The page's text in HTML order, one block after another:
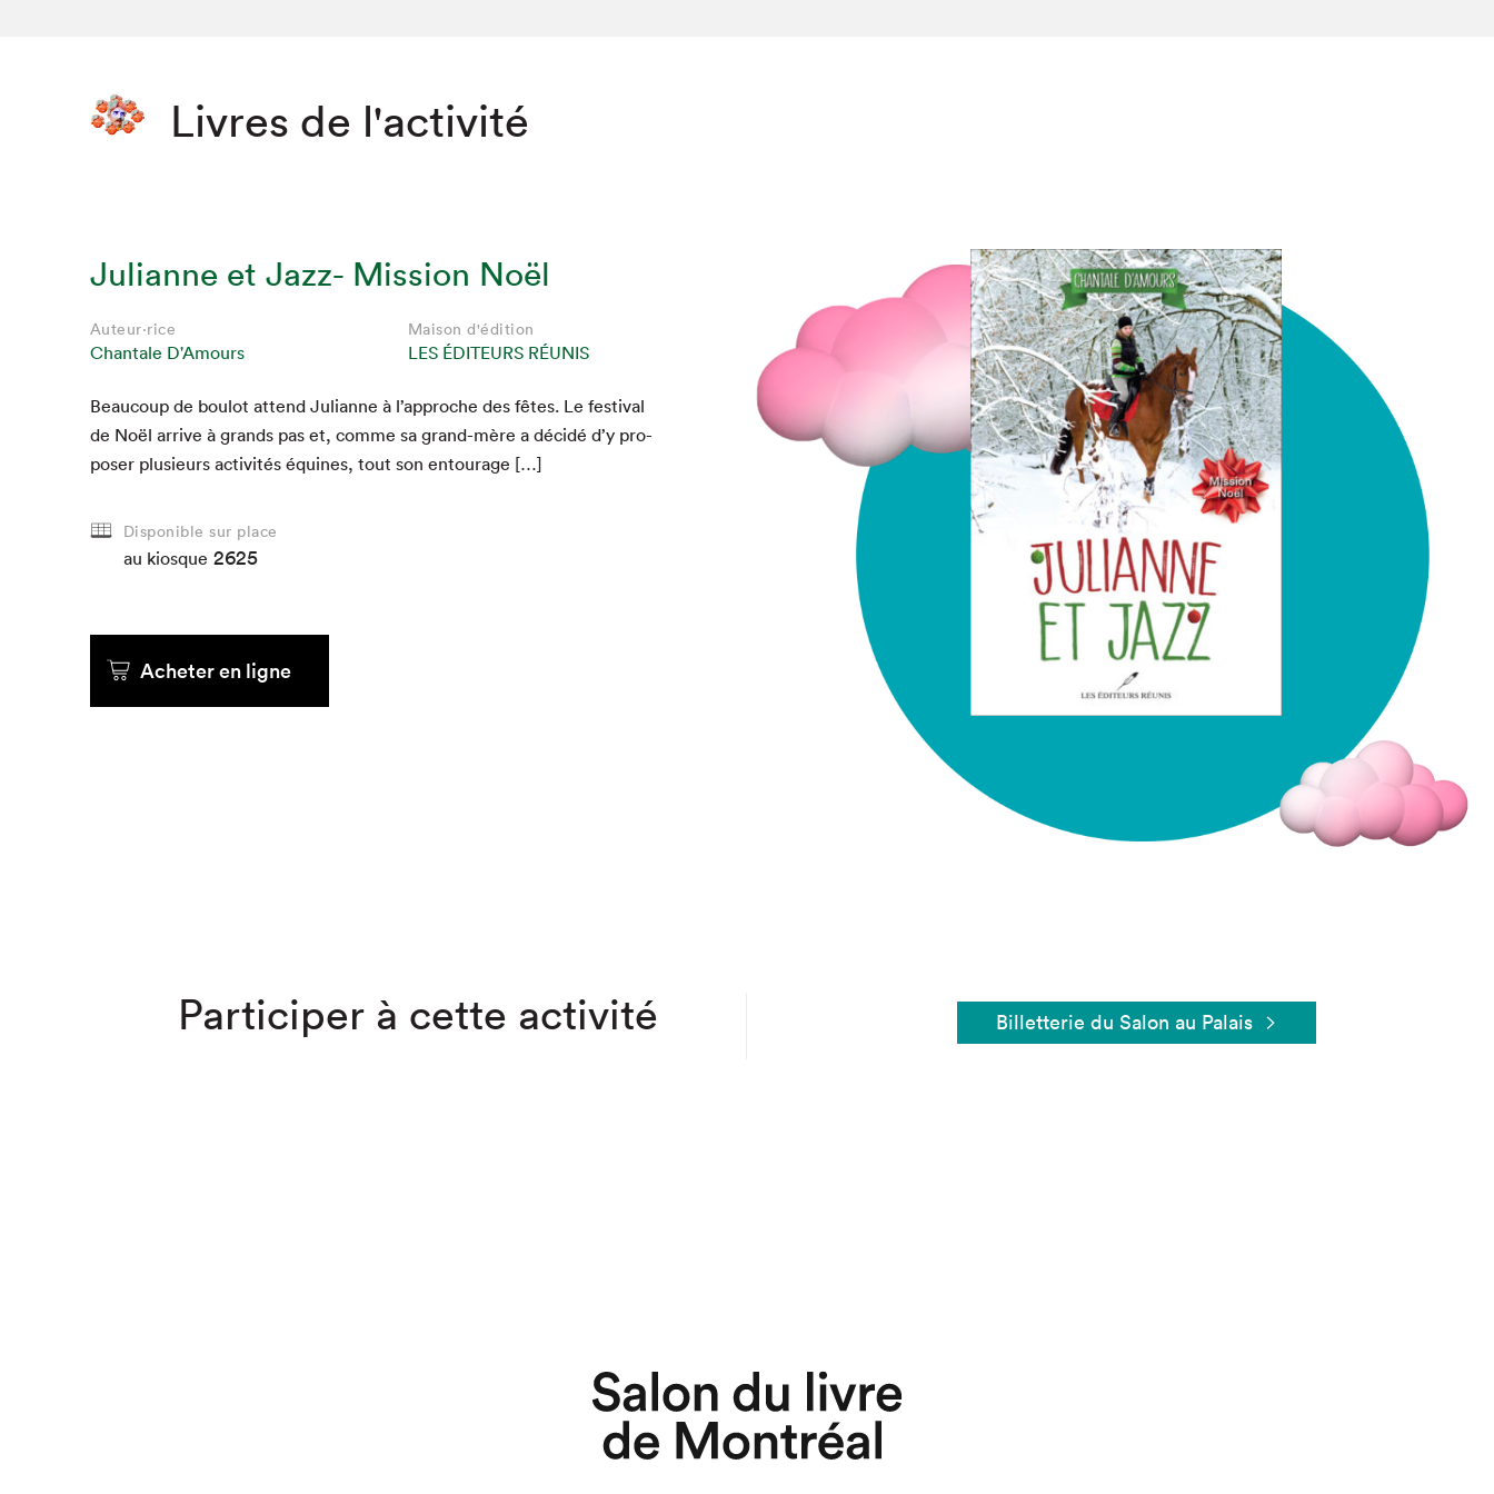
Livres de l'activité
Julianne et Jazz- Mission Noël
Auteur·rice
Chantale D'Amours
Maison d'édition
LES ÉDITEURS RÉUNIS
Beau­coup de boulot attend Julianne à l’approche des fêtes. Le fes­ti­val
de Noël arrive à grands pas et, comme sa grand-mère a décidé d’y pro­
pos­er plusieurs activ­ités équines, tout son entourage […]
Disponible sur place
au kiosque 2625
Acheter en ligne
Participer à cette activité Billetterie du Salon au Palais